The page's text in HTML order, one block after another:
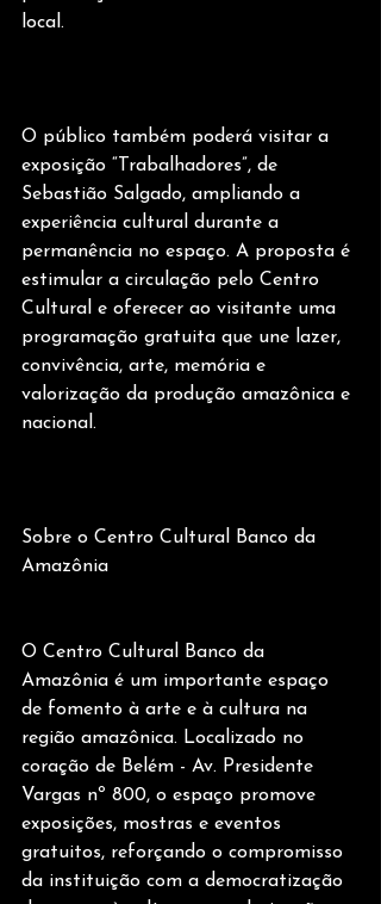
local.
O público também poderá visitar a
exposição “Trabalhadores”, de
Sebastião Salgado, ampliando a
experiência cultural durante a
permanência no espaço. A proposta é
estimular a circulação pelo Centro
Cultural e oferecer ao visitante uma
programação gratuita que une lazer,
convivência, arte, memória e
valorização da produção amazônica e
nacional.
Sobre o Centro Cultural Banco da
Amazônia
O Centro Cultural Banco da
Amazônia é um importante espaço
de fomento à arte e à cultura na
região amazônica. Localizado no
coração de Belém - Av. Presidente
Vargas nº 800, o espaço promove
exposições, mostras e eventos
gratuitos, reforçando o compromisso
da instituição com a democratização